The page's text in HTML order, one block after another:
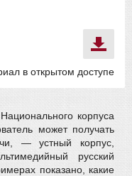
в открытом доступе
корпуса
может получать
— устный корпус,
русский
показано, какие